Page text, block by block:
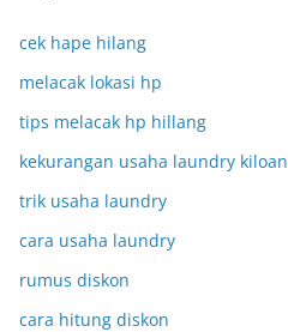
cek hape hilang
melacak lokasi hp
tips melacak hp hillang
kekurangan usaha laundry kiloan
trik usaha laundry
cara usaha laundry
rumus diskon
cara hitung diskon